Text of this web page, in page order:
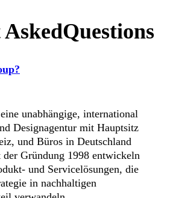
Questions
unabhängige, international
Designagentur mit Hauptsitz
und Büros in Deutschland
Gründung 1998 entwickeln
und Servicelösungen, die
in nachhaltigen